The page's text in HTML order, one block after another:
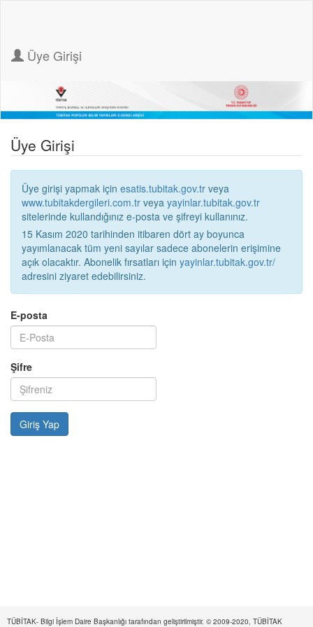
Üye Girişi
Üye Girişi
Üye girişi yapmak için esatis.tubitak.gov.tr veya
www.tubitakdergileri.com.tr veya yayinlar.tubitak.gov.tr
sitelerinde kullandığınız e-posta ve şifreyi kullanınız.
15 Kasım 2020 tarihinden itibaren dört ay boyunca
yayımlanacak tüm yeni sayılar sadece abonelerin erişimine
açık olacaktır. Abonelik fırsatları için yayinlar.tubitak.gov.tr/
adresini ziyaret edebilirsiniz.
E-posta
Şifre
TÜBİTAK- Bilgi İşlem Daire Başkanlığı tarafından geliştirilmiştir. © 2009-2020, TÜBİTAK